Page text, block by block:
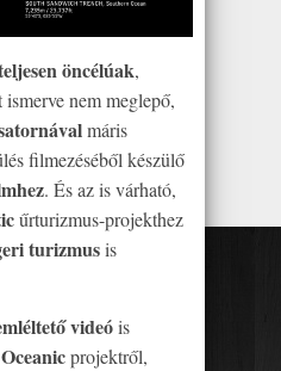
öncélúak,
nem meglepő,
máris
filmezéséből készülő
. És az is várható,
űrturizmus-projekthez
turizmusis
videóis
projektről,